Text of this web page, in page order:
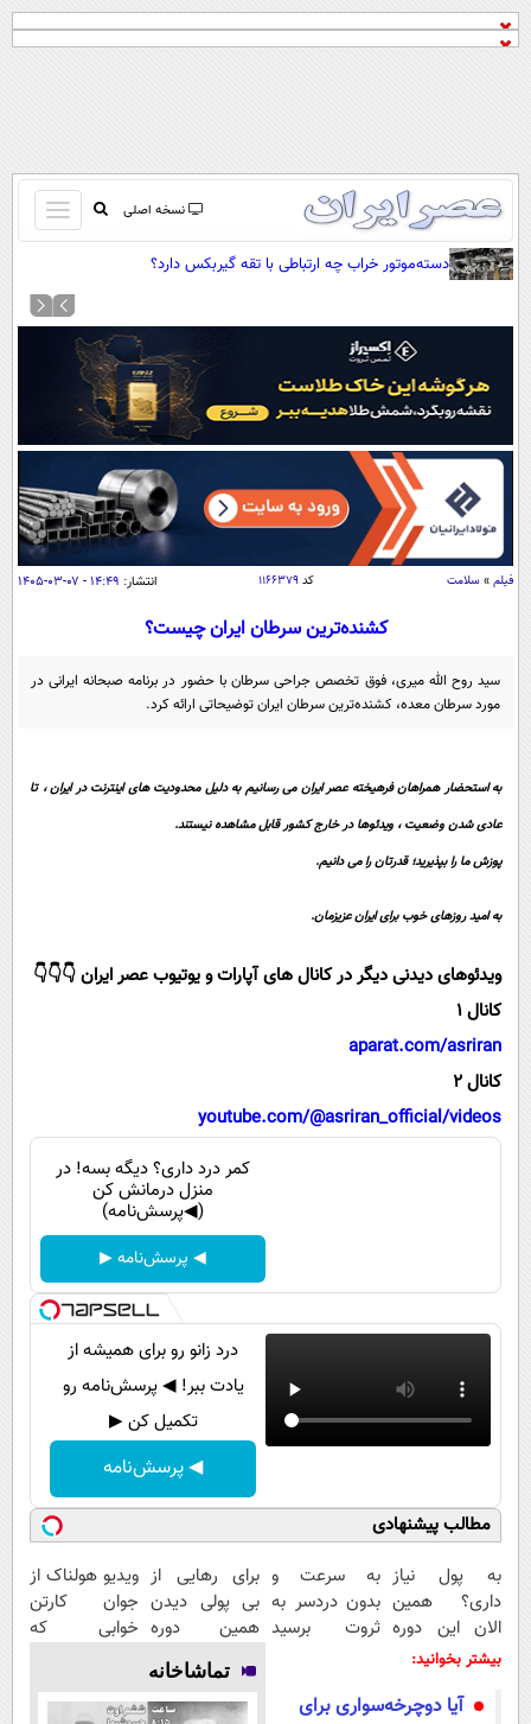
نسخه اصلی
باز
و
کردن
صفحه اول
آرشیو
نظرسنجی
آب و هوا
اوقات شرعی
سواد زندگی
اقتصاد
اقتصادی
جامعه
حوادث
یک برش دانایی
محیط زیست
بین الملل
علم و دانش
فناوری و It
قرآن
مجله تصویری سلاح
ورزش
فناوری
گوناگون
سلامت
فرهنگی
اجتماعی
سیاست خارجی
خواندنی ها و دیدنی ها
روانشناسی
آموزش زبان
دسته‌موتور خراب چه ارتباطی با تقه گیربکس دارد؟
فیلم » سلامت کد ۱۱۶۶۳۷۹ انتشار: ۱۴:۴۹ - ۰۷-۰۳-۱۴۰۵
کشنده‌ترین سرطان ایران چیست؟
سید روح الله میری، فوق تخصص جراحی سرطان با حضور در برنامه صبحانه ایرانی در
مورد سرطان معده، کشنده‌ترین سرطان ایران توضیحاتی ارائه کرد.
به استحضار همراهان فرهیخته عصر ایران می رسانیم به دلیل محدودیت های اینترنت در ایران ، تا
عادی شدن وضعیت ، ویدئوها در خارج کشور قابل مشاهده نیستند.
پوزش ما را بپذیرید؛ قدرتان را می دانیم.
به امید روزهای خوب برای ایران عزیزمان.
ویدئوهای دیدنی دیگر در کانال های آپارات و یوتیوب عصر ایران 👇👇👇
کانال 1
aparat.com/asriran
کانال 2
youtube.com/@asriran_official/videos
کمر درد داری؟ دیگه بسه! در
منزل درمانش کن
(◀پرسش‌نامه)
◀ پرسش‌نامه ▶
درد زانو رو برای همیشه از
یادت ببر! ◀ پرسش‌نامه رو
تکمیل کن ▶
◀ پرسش‌نامه
مطالب پیشنهادی
به پول نیاز
داری؟ همین
الان این دوره
رایگان رو شرکت
نشده!
به سرعت و
بدون دردسر به
ثروت برسید
پولسازی)
برای رهایی از
بی پولی دیدن
همین دوره
رایگان کافیه!
(شمارتو وارد
کن)
ویدیو هولناک از
جوان کارتن
خوابی که
بیشتر بخوانید:
آیا دوچرخه‌سواری برای
تماشاخانه